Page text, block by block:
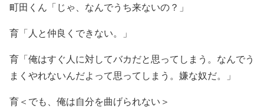
町田くん「じゃ、なんでうち来ないの？」
育「人と仲良くできない。」
育「俺はすぐ人に対してバカだと思ってしまう。なんでう
まくやれないんだよって思ってしまう。嫌な奴だ。」
育＜でも、俺は自分を曲げられない＞